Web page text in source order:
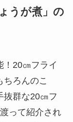
うが煮」の
！20㎝フライ
ろんのこ
抜群な20㎝フ
って紹介され